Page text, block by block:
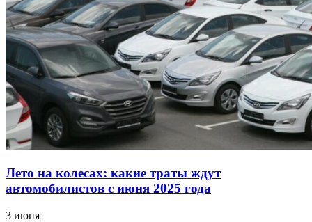
Лето на колесах: какие траты ждут
автомобилистов с июня 2025 года
3 июня